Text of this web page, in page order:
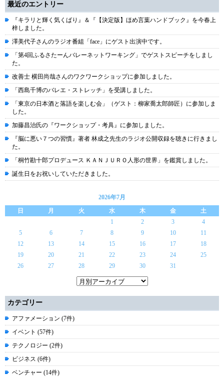
最近のエントリー
『キラリと輝く気くばり』＆『【決定版】ほめ言葉ハンドブック』を今春上
梓しました。
澤美代子さんのラジオ番組「face」にゲスト出演中です。
「第4回ふるさたーんバレーネットワーキング」でゲストスピーチをしまし
た。
改善士 横田尚哉さんのワクワークショップに参加しました。
「西島千博のバレエ・ストレッチ」を受講しました。
「東京の日本酒と落語を楽しむ会」（ゲスト：柳家喬太郎師匠）に参加しま
した。
加藤昌治氏の『ワークショップ・考具』に参加しました。
『脳に悪い７つの習慣』著者 林成之先生のラジオ公開収録を聴きに行きまし
た。
「桐竹勘十郎プロデュース ＫＡＮＪＵＲＯ人形の世界」を鑑賞しました。
誕生日をお祝いしていただきました。
2026年7月
日
月 火 水 木 金
土
1
2 3
4
5
6 7 8 9 10
11
12
13 14 15 16 17
18
19
20 21 22 23 24
25
26
27 28 29 30 31
カテゴリー
アファメーション (7件)
イベント (57件)
テクノロジー (2件)
ビジネス (6件)
ベンチャー (14件)